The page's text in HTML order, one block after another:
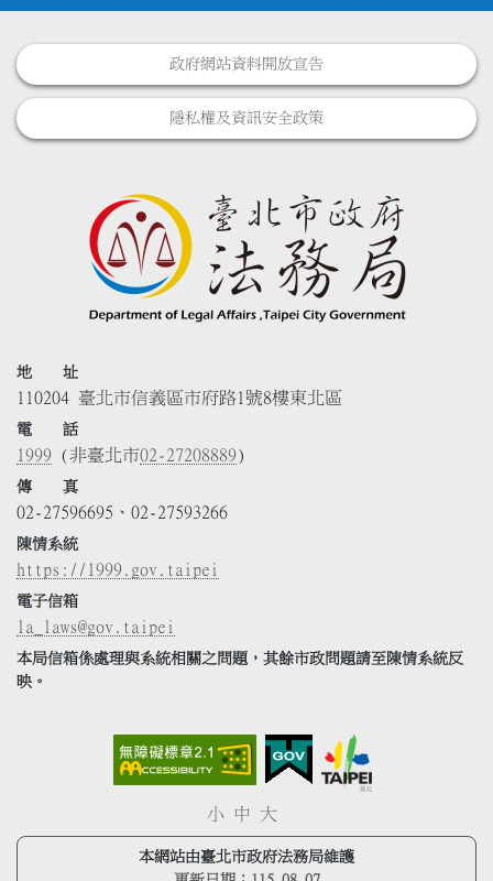
政府網站資料開放宣告
隱私權及資訊安全政策
地 址
110204 臺北市信義區市府路1號8樓東北區
電 話
1999 (非臺北市02-27208889)
傳 真
02-27596695、02-27593266
陳情系統
https://1999.gov.taipei
電子信箱
la_laws@gov.taipei
本局信箱係處理與系統相關之問題，其餘市政問題請至陳情系統反
映。
小 中 大
本網站由臺北市政府法務局維護